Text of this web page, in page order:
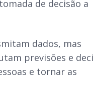
de decisão a
dados, mas
previsões e
e tornar as